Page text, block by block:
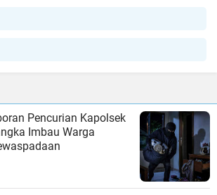
Pencurian Kapolsek
Imbau Warga